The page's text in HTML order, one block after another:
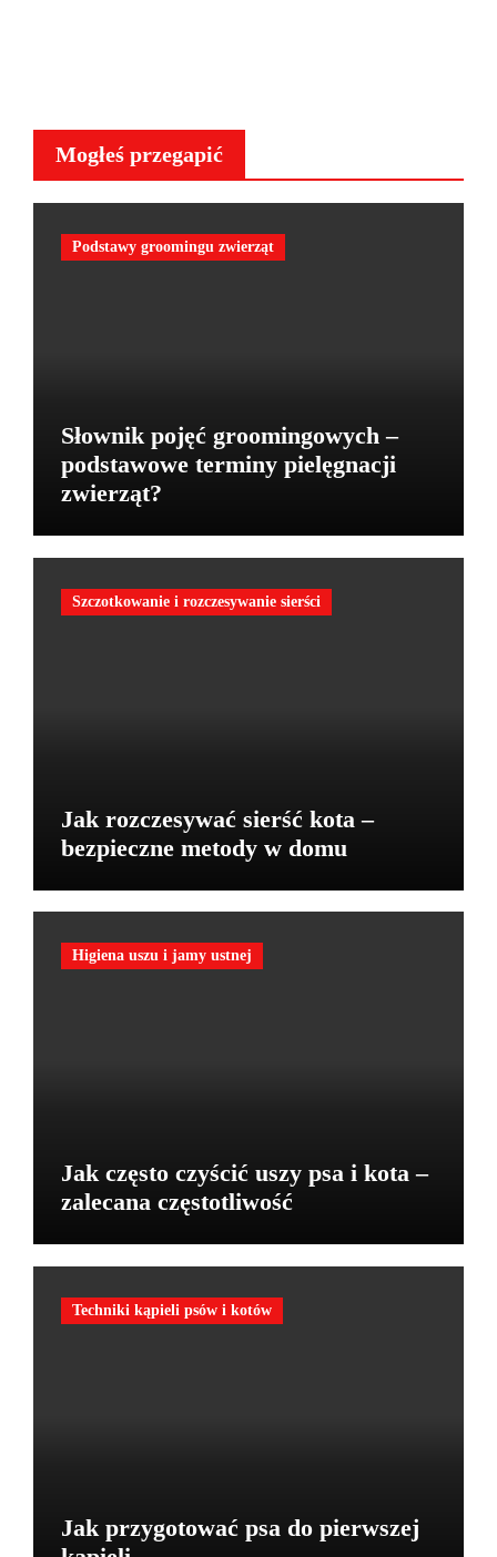
Mogłeś przegapić
Podstawy groomingu zwierząt
Słownik pojęć groomingowych –
podstawowe terminy pielęgnacji
zwierząt?
Szczotkowanie i rozczesywanie sierści
Jak rozczesywać sierść kota –
bezpieczne metody w domu
Higiena uszu i jamy ustnej
Jak często czyścić uszy psa i kota –
zalecana częstotliwość
Techniki kąpieli psów i kotów
Jak przygotować psa do pierwszej